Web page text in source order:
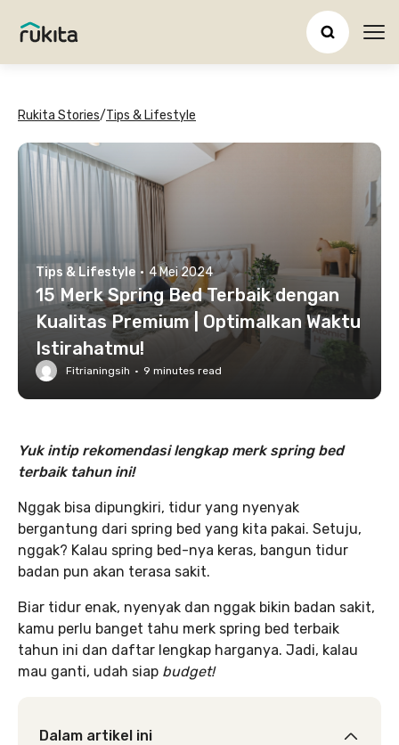
Rukita Stories/Tips & Lifestyle
Tips & Lifestyle · 4 Mei 2024
15 Merk Spring Bed Terbaik dengan
Kualitas Premium | Optimalkan Waktu
Istirahatmu!
Fitrianingsih · 9 minutes read
Yuk intip rekomendasi lengkap merk spring bed
terbaik tahun ini!
Nggak bisa dipungkiri, tidur yang nyenyak
bergantung dari spring bed yang kita pakai. Setuju,
nggak? Kalau spring bed-nya keras, bangun tidur
badan pun akan terasa sakit.
Biar tidur enak, nyenyak dan nggak bikin badan sakit,
kamu perlu banget tahu merk spring bed terbaik
tahun ini dan daftar lengkap harganya. Jadi, kalau
mau ganti, udah siap budget!
Dalam artikel ini